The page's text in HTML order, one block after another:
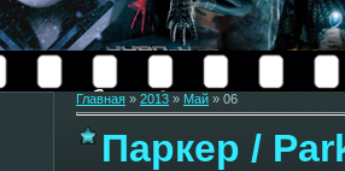
Главная » 2013 » Май » 06
Паркер /